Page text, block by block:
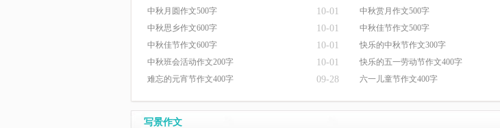
中秋月圆作文500字 10-01 中秋赏月作文500字
中秋思乡作文600字 10-01 中秋佳节作文500字
中秋佳节作文600字 10-01 快乐的中秋节作文300字
中秋班会活动作文200字 10-01 快乐的五一劳动节作文400字
难忘的元宵节作文400字 09-28 六一儿童节作文400字
写景作文